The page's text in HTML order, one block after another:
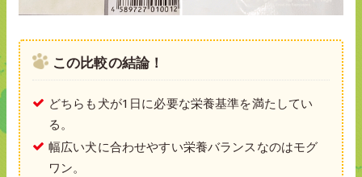
この比較の結論！
どちらも犬が1日に必要な栄養基準を満たしてい
る。
幅広い犬に合わせやすい栄養バランスなのはモグ
ワン。